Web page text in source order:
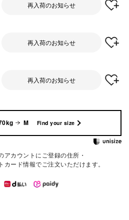
再入荷のお知らせ
再入荷のお知らせ
再入荷のお知らせ
M Find your size
アカウントにご登録の住所・
カード情報でご注文いただけます。